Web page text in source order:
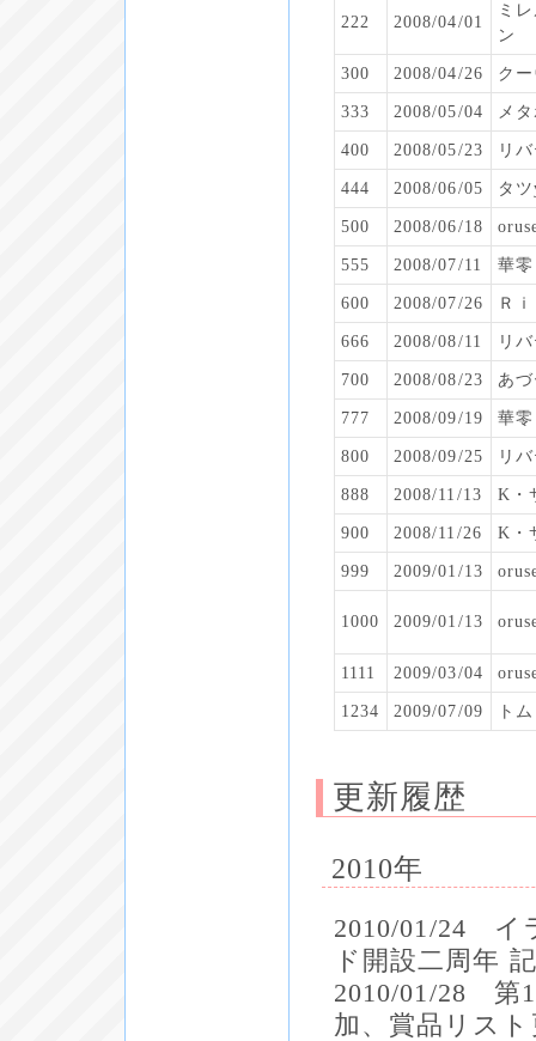
222 2008/04/01
ミ
ン
300 2008/04/26 ク
333 2008/05/04 メ
400 2008/05/23 リ
444 2008/06/05 タ
500 2008/06/18
555 2008/07/11 華零
600 2008/07/26 Ｒ
666 2008/08/11 リ
700 2008/08/23 あ
777 2008/09/19 華零
800 2008/09/25 リ
888 2008/11/13 K・
900 2008/11/26 K・
999 2009/01/13
1000 2009/01/13
1111 2009/03/04
1234 2009/07/09 ト
更新履歴
2010年
2010/01/24 イ
ド開設二周年
2010/01/28 第
加、賞品リス